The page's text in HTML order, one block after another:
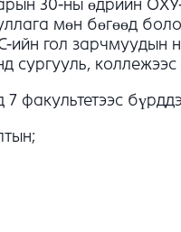
30-ны өдрийн
мөн бөгөөд
ийн гол
сургууль,
факультетээс